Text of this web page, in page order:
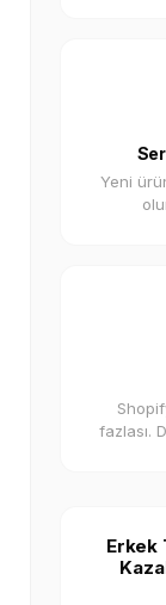
Yeni
fazlası.
Erkek